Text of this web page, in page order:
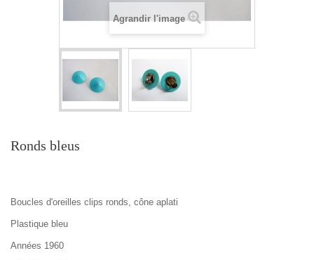
Agrandir l'image
Ronds bleus
Boucles d'oreilles clips ronds, cône aplati
Plastique bleu
Années 1960